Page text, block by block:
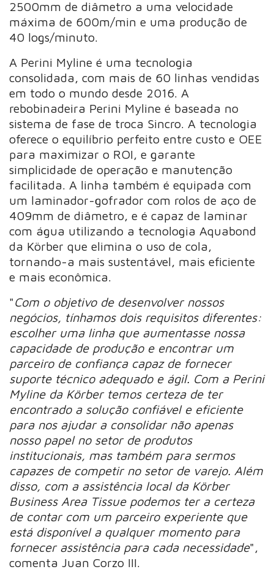
2500mm de diâmetro a uma velocidade
máxima de 600m/min e uma produção de
40 logs/minuto.
A Perini Myline é uma tecnologia
consolidada, com mais de 60 linhas vendidas
em todo o mundo desde 2016. A
rebobinadeira Perini Myline é baseada no
sistema de fase de troca Sincro. A tecnologia
oferece o equilíbrio perfeito entre custo e OEE
para maximizar o ROI, e garante
simplicidade de operação e manutenção
facilitada. A linha também é equipada com
um laminador-gofrador com rolos de aço de
409mm de diâmetro, e é capaz de laminar
com água utilizando a tecnologia Aquabond
da Körber que elimina o uso de cola,
tornando-a mais sustentável, mais eficiente
e mais econômica.
"Com o objetivo de desenvolver nossos
negócios, tínhamos dois requisitos diferentes:
escolher uma linha que aumentasse nossa
capacidade de produção e encontrar um
parceiro de confiança capaz de fornecer
suporte técnico adequado e ágil. Com a Perini
Myline da Körber temos certeza de ter
encontrado a solução confiável e eficiente
para nos ajudar a consolidar não apenas
nosso papel no setor de produtos
institucionais, mas também para sermos
capazes de competir no setor de varejo. Além
disso, com a assistência local da Körber
Business Area Tissue podemos ter a certeza
de contar com um parceiro experiente que
está disponível a qualquer momento para
fornecer assistência para cada necessidade",
comenta Juan Corzo III.